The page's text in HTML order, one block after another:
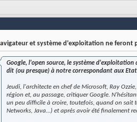
et système d'exploitation ne feront
Google, l'open source, le système
dit (ou presque) à notre correspondant aux
Jeudi, l'architecte en chef de Microsoft, Ray
région et, au passage, critiquer Google.
un peu difficile à croire, toutefois, quand on sait
Networks, Java...) et après avoir été finalement